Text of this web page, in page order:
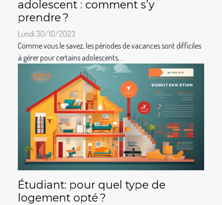
adolescent : comment s’y
prendre ?
Lundi 30/10/2023
Comme vous le savez, les périodes de vacances sont difficiles
à gérer pour certains adolescents,...
Étudiant: pour quel type de
logement opté ?